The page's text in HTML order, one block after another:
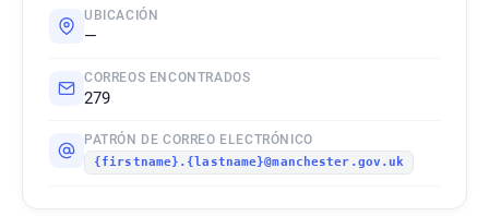
UBICACIÓN
—
CORREOS ENCONTRADOS
279
PATRÓN DE CORREO ELECTRÓNICO
{firstname}.{lastname}@manchester.gov.uk